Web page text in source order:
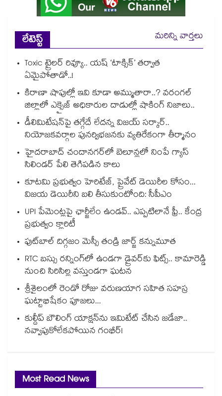
లేటెస్ట్
మరిన్ని వార్తలు
Toxic ట్రైలర్ రివ్యూ.. యష్ ‘టాక్సిక్’ తర్వాత
ఏమైపోతాడో..!
కిరాణా షాపుల్లో ఇవి కూడా అమ్ముతారా..? వరంగల్
జిల్లాలో ఎక్సైజ్ అధికారుల దాడుల్లో షాకింగ్ నిజాలు..
డీలిమిటేషన్‎పై తగ్గేదే లేదన్న విజయ్ సర్కార్..
నియోజకవర్గాల పునర్విభజనకు వ్యతిరేకంగా తీర్మానం
హైదరాబాద్⁪ చందానగర్⁫లో బెలూన్లలో నింపే గ్యాస్
సిలిండర్ పేలి తెగిపడిన కాలు
కూటమి ప్రభుత్వం హెరిటేజ్, ప్రైవేట్ డెయిరీల కోసం...
విజయ డెయిరీని బలి తీసుకుంటోంది: సీపీఎం
UPI పేమెంట్లపై ఛార్జీలేం ఉండవ్.. ఎప్పటిలానే ఫ్రీ.. కేంద్ర
ప్రభుత్వం క్లారిటీ
ఫుట్‎బాల్ దిగ్గజం మెస్సీ తండ్రి జార్జ్ కన్నుమూత
RTC బస్సు రన్నింగ్⁫లో ఉండగా డ్రైవర్‌కు ఫిట్స్.. కామారెడ్డి
నుంచి సిరిసిల్ల వస్తుండగా ఘటన
శ్రీశైలంలో రెండో రోజు వరుణయాగ సహిత సహస్ర
ఘట్టాభిషేకం పూజలు...
కుల్దీప్ బౌలింగ్ యాక్షన్‌ను ఇమిటేట్ చేసిన జడేజా..
నవ్వాపుకోలేకపోయిన గంభీర్!
Most Read News